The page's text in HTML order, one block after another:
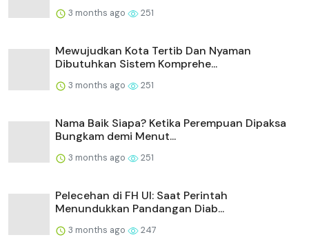
3 months ago 251
Mewujudkan Kota Tertib Dan Nyaman
Dibutuhkan Sistem Komprehe...
3 months ago 251
Nama Baik Siapa? Ketika Perempuan Dipaksa
Bungkam demi Menut...
3 months ago 251
Pelecehan di FH UI: Saat Perintah
Menundukkan Pandangan Diab...
3 months ago 247